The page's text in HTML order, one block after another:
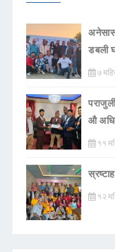
डबली
७
औ
११
१२